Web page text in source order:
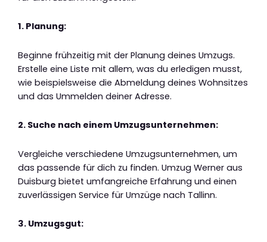
1. Planung:
Beginne frühzeitig mit der Planung deines Umzugs.
Erstelle eine Liste mit allem, was du erledigen musst,
wie beispielsweise die Abmeldung deines Wohnsitzes
und das Ummelden deiner Adresse.
2. Suche nach einem Umzugsunternehmen:
Vergleiche verschiedene Umzugsunternehmen, um
das passende für dich zu finden. Umzug Werner aus
Duisburg bietet umfangreiche Erfahrung und einen
zuverlässigen Service für Umzüge nach Tallinn.
3. Umzugsgut: